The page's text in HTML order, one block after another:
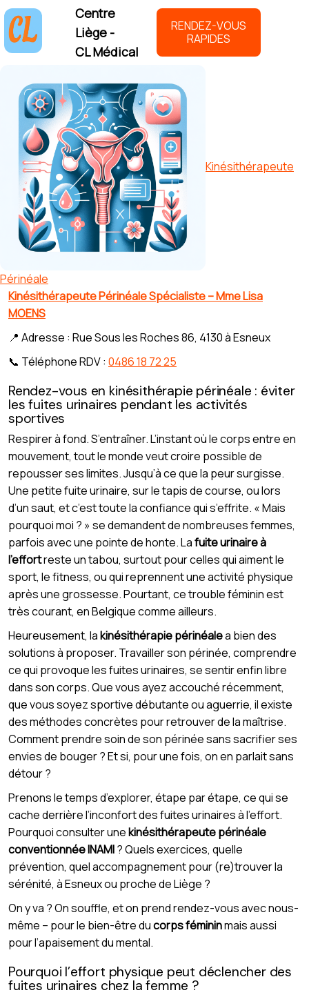
Centre
Liège -
CL Médical
RENDEZ-VOUS
RAPIDES
Kinésithérapeute
Périnéale
Kinésithérapeute Périnéale Spécialiste – Mme Lisa
MOENS
📍 Adresse : Rue Sous les Roches 86, 4130 à Esneux
📞 Téléphone RDV : 0486 18 72 25
Rendez-vous en kinésithérapie périnéale : éviter
les fuites urinaires pendant les activités
sportives
Respirer à fond. S’entraîner. L’instant où le corps entre en
mouvement, tout le monde veut croire possible de
repousser ses limites. Jusqu’à ce que la peur surgisse.
Une petite fuite urinaire, sur le tapis de course, ou lors
d’un saut, et c’est toute la confiance qui s’effrite. « Mais
pourquoi moi ? » se demandent de nombreuses femmes,
parfois avec une pointe de honte. Lafuite urinaire à
l’effortreste un tabou, surtout pour celles qui aiment le
sport, le fitness, ou qui reprennent une activité physique
après une grossesse. Pourtant, ce trouble féminin est
très courant, en Belgique comme ailleurs.
Heureusement, lakinésithérapie périnéalea bien des
solutions à proposer. Travailler son périnée, comprendre
ce qui provoque les fuites urinaires, se sentir enfin libre
dans son corps. Que vous ayez accouché récemment,
que vous soyez sportive débutante ou aguerrie, il existe
des méthodes concrètes pour retrouver de la maîtrise.
Comment prendre soin de son périnée sans sacrifier ses
envies de bouger ? Et si, pour une fois, on en parlait sans
détour ?
Prenons le temps d’explorer, étape par étape, ce qui se
cache derrière l’inconfort des fuites urinaires à l’effort.
Pourquoi consulter unekinésithérapeute périnéale
conventionnée INAMI? Quels exercices, quelle
prévention, quel accompagnement pour (re)trouver la
sérénité, à Esneux ou proche de Liège ?
On y va ? On souffle, et on prend rendez-vous avec nous-
même – pour le bien-être ducorps fémininmais aussi
pour l’apaisement du mental.
Pourquoi l’effort physique peut déclencher des
fuites urinaires chez la femme ?